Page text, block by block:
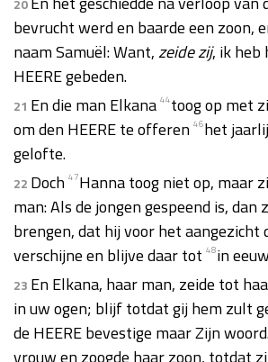
20
bevrucht werd en baarde een zoon,
naam Samuël: Want,zeide zij, ik heb
HEERE gebeden.
21 En die man Elkana 44toog op met
om den HEERE te offeren 46het
gelofte.
22 Doch 47Hanna toog niet op, maar
man: Als de jongen gespeend is, dan
brengen, dat hij voor het aangezicht
verschijne en blijve daar tot 48in
23 En Elkana, haar man, zeide tot
in uw ogen; blijf totdat gij hem zult
de HEERE bevestige maar Zijn
vrouw en zoogde haar zoon, totdat